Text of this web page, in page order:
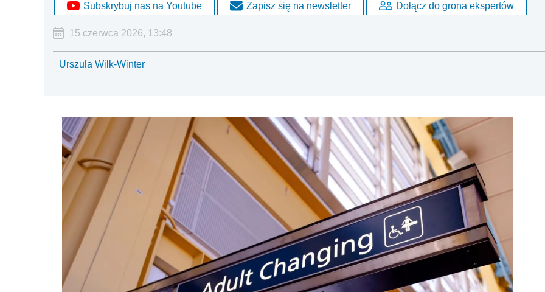
Subskrybuj nas na Youtube Zapisz się na newsletter Dołącz do grona ekspertów
15 czerwca 2026, 13:48
Urszula Wilk-Winter